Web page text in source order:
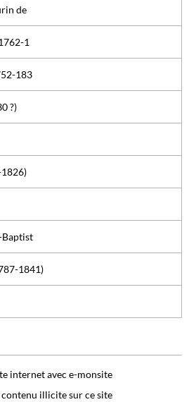
de
1
183
?)
1826)
Baptist
1841)
internet avec e-monsite
contenu illicite sur ce site